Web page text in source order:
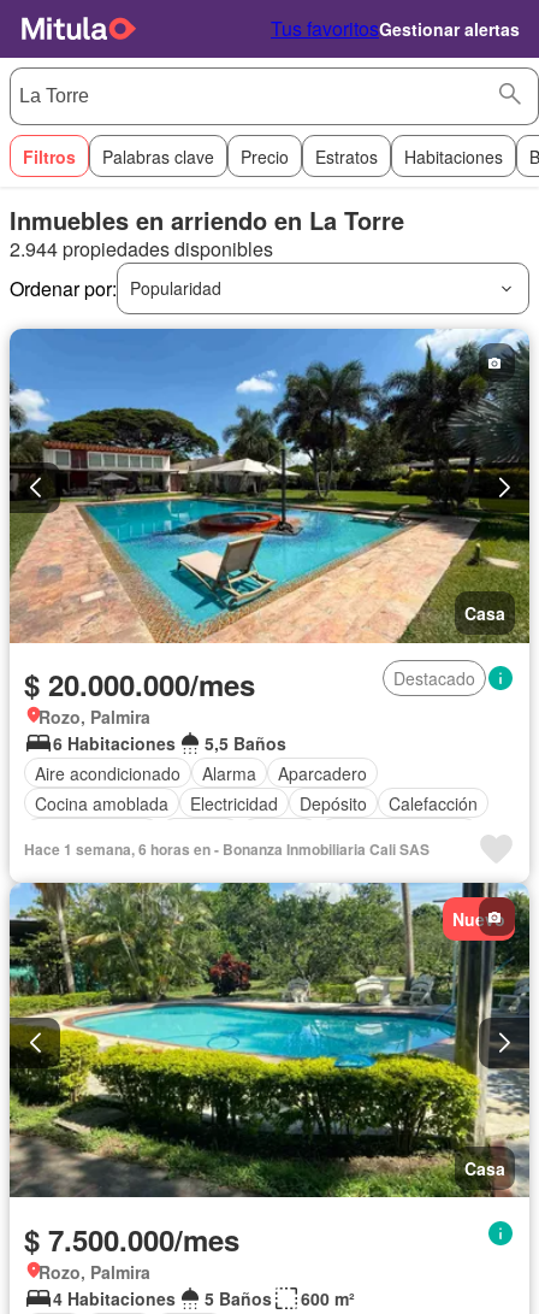
Tus favoritosGestionar alertas
Filtros Palabras clave Precio Estratos Habitaciones
Inmuebles en arriendo en La Torre
2.944 propiedades disponibles
Ordenar por:
Popularidad
Casa
$ 20.000.000/mes
Destacado
Rozo, Palmira
6 Habitaciones
5,5 Baños
Aire acondicionado
Alarma
Aparcadero
Cocina amoblada
Electricidad Depósito
Calefacción
Vista panorámica
Estudio Gas natural Terraza
Agua
Tanque de agua
Patio
Jardín
Acceso para personas con discapacidad
Vigilante
Área infantil
Barbecue Caseta de vigilancia
Estudio
Piscina
Seguridad privada Sauna
Ascensor
Cancha de tenis
Wifi Permite mascotas
Permite niños
Solo familias
Hace 1 semana, 6 horas en - Bonanza Inmobiliaria Cali SAS
Nuevo
Casa
$ 7.500.000/mes
Rozo, Palmira
4 Habitaciones
5 Baños
600 m²